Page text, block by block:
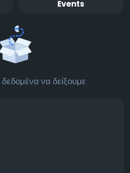
Events
να δείξουμε